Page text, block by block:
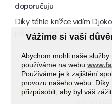
Vážíme si vaší
Abychom mohli naše služby
používáme na webu
Používáme je k zajištění
provozu našeho webu.
přizpůsobit, aby byl váš
doporučuju
Díky téhle knížce vidím
příběhem, ne jen jako jméno